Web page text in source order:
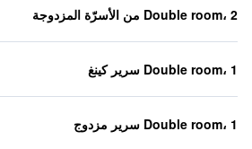
Double room، 2 من الأسرّة المزدوجة
Double room، 1 سرير كينغ
Double room، 1 سرير مزدوج